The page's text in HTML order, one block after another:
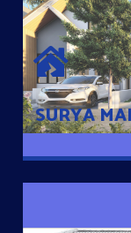
SURYA
SURYA
Desain
Sehingga
dengan